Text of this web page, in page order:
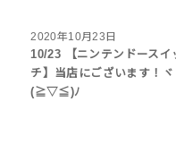
2020年10月23日
10/23 【ニンテンドースイ
チ】当店にございます！ヾ
(≧▽≦)ﾉ